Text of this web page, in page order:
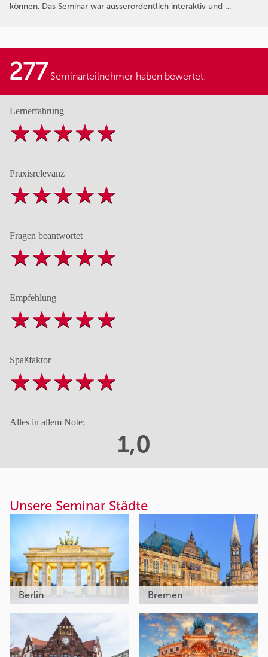
können. Das Seminar war ausserordentlich interaktiv und …
277 Seminarteilnehmer haben bewertet:
Lernerfahrung
Praxisrelevanz
Fragen beantwortet
Empfehlung
Spaßfaktor
Alles in allem Note:
1,0
Unsere Seminar Städte
Berlin Bremen